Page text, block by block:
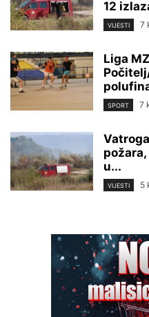
12
VIJESTI 7
Liga
SPORT 7
u...
VIJESTI 5